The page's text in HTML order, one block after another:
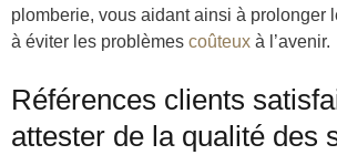
plomberie, vous aidant ainsi à prolonger
à éviter les problèmes coûteux à l’avenir.
Références clients
attester de la qualité des